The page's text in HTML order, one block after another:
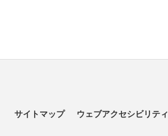
サイトマップ ウェブアクセシビリティ